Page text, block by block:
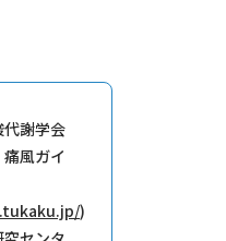
代謝学会
痛風ガイ
)